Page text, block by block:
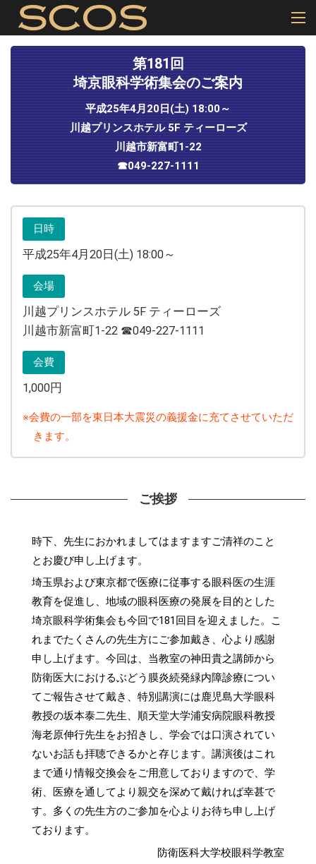
第181回
埼京眼科学術集会のご案内
平成25年4月20日(土) 18:00～
川越プリンスホテル 5F ティーローズ
川越市新富町1-22
☎︎049-227-1111
日時
平成25年4月20日(土) 18:00～
会場
川越プリンスホテル 5F ティーローズ
川越市新富町1-22 ☎︎049-227-1111
会費
1,000円
※会費の一部を東日本大震災の義援金に充てさせていただ
きます。
ご挨拶
時下、先生におかれましてはますますご清祥のこと
とお慶び申し上げます。
埼玉県および東京都で医療に従事する眼科医の生涯
教育を促進し、地域の眼科医療の発展を目的とした
埼京眼科学術集会も今回で181回目を迎えました。こ
れまでたくさんの先生方にご参加戴き、心より感謝
申し上げます。今回は、当教室の神田貴之講師から
防衛医大におけるぶどう膜炎続発緑内障診療につい
てご報告させて戴き、特別講演には鹿児島大学眼科
教授の坂本泰二先生、順天堂大学浦安病院眼科教授
海老原伸行先生をお招きし、学会では口演されてい
ないお話も拝聴できるかと存じます。講演後はこれ
まで通り情報交換会をご用意しておりますので、学
術、医療を通してより親交を深めて戴ければ幸甚で
す。多くの先生方のご参加を心よりお待ち申し上げ
ております。
防衛医科大学校眼科学教室